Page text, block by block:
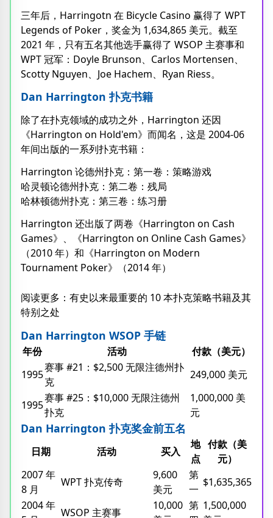
三年后，Harringotn 在 Bicycle Casino 赢得了 WPT
Legends of Poker，奖金为 1,634,865 美元。截至
2021 年，只有五名其他选手赢得了 WSOP 主赛事和
WPT 冠军：Doyle Brunson、Carlos Mortensen、
Scotty Nguyen、Joe Hachem、Ryan Riess。
Dan Harrington 扑克书籍
除了在扑克领域的成功之外，Harrington 还因
《Harrington on Hold'em》而闻名，这是 2004-06
年间出版的一系列扑克书籍：
Harrington 论德州扑克：第一卷：策略游戏
哈灵顿论德州扑克：第二卷：残局
哈林顿德州扑克：第三卷：练习册
Harrington 还出版了两卷《Harrington on Cash
Games》、《Harrington on Online Cash Games》
（2010 年）和《Harrington on Modern
Tournament Poker》（2014 年）
阅读更多：有史以来最重要的 10 本扑克策略书籍及其
特别之处
Dan Harrington WSOP 手链
年份 活动
付款（美元）
1995
赛事 #21：$2,500 无限注德州扑
克
249,000 美元
1995
赛事 #25：$10,000 无限注德州
扑克
1,000,000 美
元
Dan Harrington 扑克奖金前五名
日期 活动 买入
地
点
付款（美
元）
2007 年
8 月
WPT 扑克传奇
9,600
美元
第
一
$1,635,365
2004 年
WSOP 主赛事
10,000 第 1,500,000